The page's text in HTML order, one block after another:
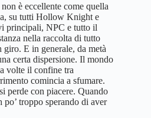
è eccellente come quella
su tutti Hollow Knight e
principali, NPC e tutto il
nella raccolta di tutto
E in generale, da metà
certa dispersione. Il mondo
volte il confine tra
comincia a sfumare.
perde con piacere. Quando
po’ troppo sperando di aver